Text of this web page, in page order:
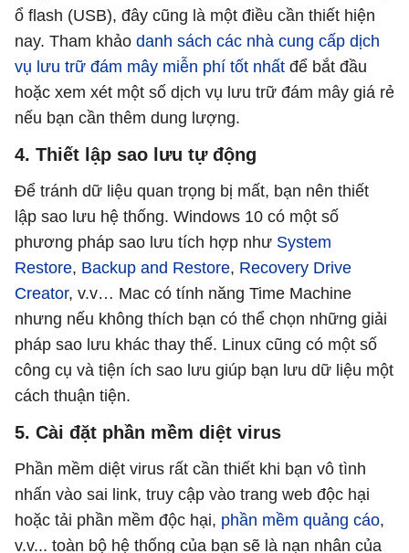
ổ flash (USB), đây cũng là một điều cần thiết hiện
nay. Tham khảo danh sách các nhà cung cấp dịch
vụ lưu trữ đám mây miễn phí tốt nhất để bắt đầu
hoặc xem xét một số dịch vụ lưu trữ đám mây giá rẻ
nếu bạn cần thêm dung lượng.
4. Thiết lập sao lưu tự động
Để tránh dữ liệu quan trọng bị mất, bạn nên thiết
lập sao lưu hệ thống. Windows 10 có một số
phương pháp sao lưu tích hợp như System
Restore, Backup and Restore, Recovery Drive
Creator, v.v… Mac có tính năng Time Machine
nhưng nếu không thích bạn có thể chọn những giải
pháp sao lưu khác thay thế. Linux cũng có một số
công cụ và tiện ích sao lưu giúp bạn lưu dữ liệu một
cách thuận tiện.
5. Cài đặt phần mềm diệt virus
Phần mềm diệt virus rất cần thiết khi bạn vô tình
nhấn vào sai link, truy cập vào trang web độc hại
hoặc tải phần mềm độc hại, phần mềm quảng cáo,
v.v... toàn bộ hệ thống của bạn sẽ là nạn nhân của